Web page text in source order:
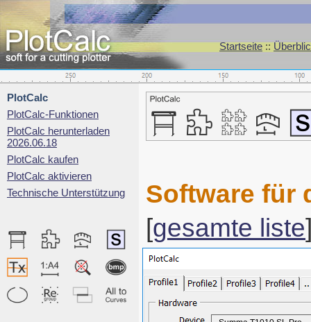
Startseite::
PlotCalc
PlotCalc-Funktionen
PlotCalc herunterladen
2026.06.18
PlotCalc kaufen
PlotCalc aktivieren
Technische Unterstützung
Software für
[gesamte liste